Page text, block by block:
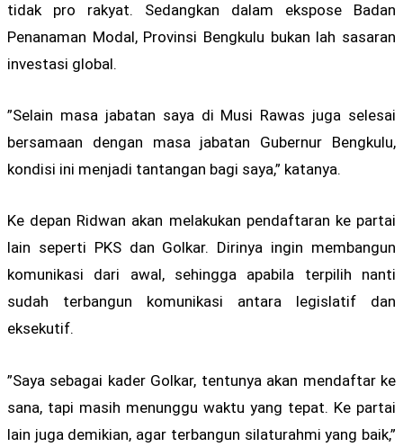
tidak pro rakyat. Sedangkan dalam ekspose Badan
Penanaman Modal, Provinsi Bengkulu bukan lah sasaran
investasi global.
”Selain masa jabatan saya di Musi Rawas juga selesai
bersamaan dengan masa jabatan Gubernur Bengkulu,
kondisi ini menjadi tantangan bagi saya,” katanya.
Ke depan Ridwan akan melakukan pendaftaran ke partai
lain seperti PKS dan Golkar. Dirinya ingin membangun
komunikasi dari awal, sehingga apabila terpilih nanti
sudah terbangun komunikasi antara legislatif dan
eksekutif.
”Saya sebagai kader Golkar, tentunya akan mendaftar ke
sana, tapi masih menunggu waktu yang tepat. Ke partai
lain juga demikian, agar terbangun silaturahmi yang baik,”